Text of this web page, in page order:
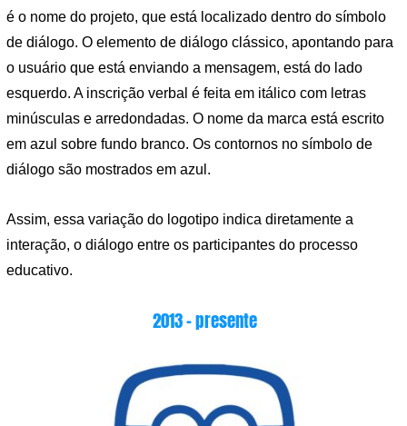
é o nome do projeto, que está localizado dentro do símbolo
de diálogo. O elemento de diálogo clássico, apontando para
o usuário que está enviando a mensagem, está do lado
esquerdo. A inscrição verbal é feita em itálico com letras
minúsculas e arredondadas. O nome da marca está escrito
em azul sobre fundo branco. Os contornos no símbolo de
diálogo são mostrados em azul.
Assim, essa variação do logotipo indica diretamente a
interação, o diálogo entre os participantes do processo
educativo.
2013 – presente